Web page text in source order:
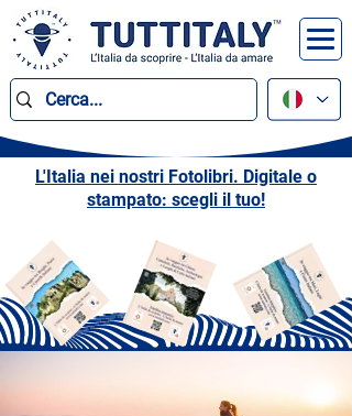
L'Italia nei nostri Fotolibri. Digitale o
stampato: scegli il tuo!